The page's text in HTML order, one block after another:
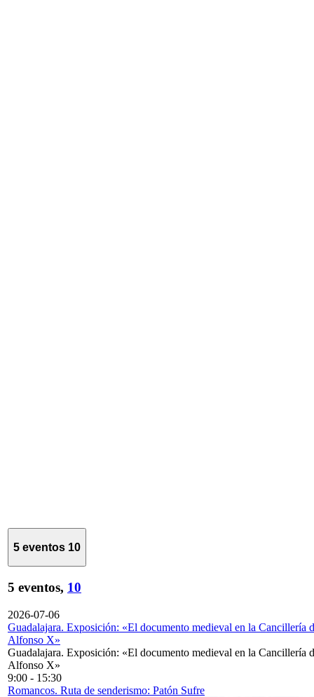
5 eventos 10
5 eventos, 10
2026-07-06
Guadalajara. Exposición: «El documento medieval en la Cancillería
Alfonso X»
Guadalajara. Exposición: «El documento medieval en la Cancillería
Alfonso X»
9:00 - 15:30
Romancos. Ruta de senderismo: Patón Sufre